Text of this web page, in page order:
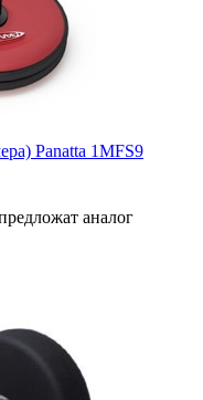
Panatta 1MFS9
аналог